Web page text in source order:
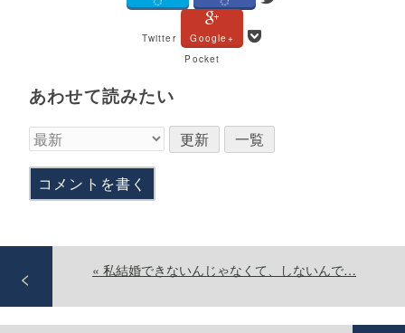
Twitter
Google+
Pocket
あわせて読みたい
コメントを書く
« 私結婚できないんじゃなくて、しないんで…